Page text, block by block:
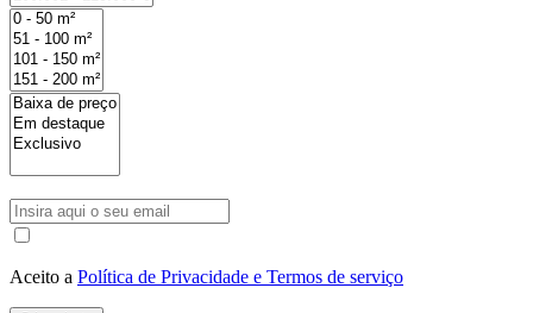
Aceito a Política de Privacidade e Termos de serviço